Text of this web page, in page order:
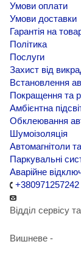
Умови оплати
Умови доставки
Гарантія на
Політика
Послуги
Захист від
Встановлення
Покращення та
Амбієнтна
Обклеювання
Шумоізоляція
Автомагнітоли
Паркувальні
Аварійне
+380971257242
Відділ сервісу
Вишневе -